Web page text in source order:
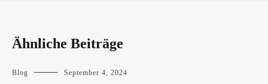
Ähnliche Beiträge
Blog September 4, 2024